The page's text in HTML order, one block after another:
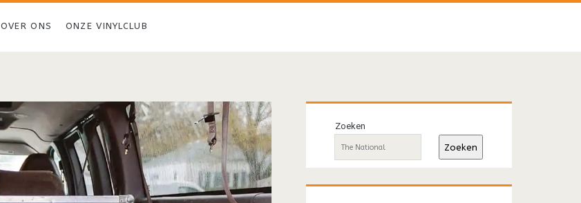
OVER ONS ONZE VINYLCLUB
Primaire
sidebar
Zoeken
Zoeken